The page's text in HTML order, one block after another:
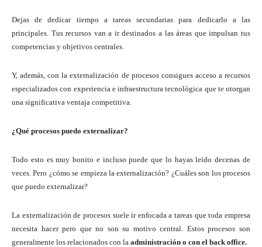
Dejas de dedicar tiempo a tareas secundarias para dedicarlo a las
principales. Tus recursos van a ir destinados a las áreas que impulsan tus
competencias y objetivos centrales.
Y, además, con la externalización de procesos consigues acceso a recursos
especializados con experiencia e infraestructura tecnológica que te otorgan
una significativa ventaja competitiva.
¿Qué procesos puedo externalizar?
Todo esto es muy bonito e incluso puede que lo hayas leído decenas de
veces. Pero ¿cómo se empieza la externalización? ¿Cuáles son los procesos
que puedo externalizar?
La externalización de procesos suele ir enfocada a tareas que toda empresa
necesita hacer pero que no son su motivo central. Estos procesos son
generalmente los relacionados con la administración o con el back office.